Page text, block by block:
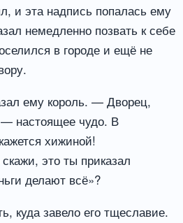
и эта надпись попалась ему
немедленно позвать к себе
в городе и ещё не
ему король. — Дворец,
настоящее чудо. В
хижиной!
это ты приказал
делают всё»?
куда завело его тщеславие.